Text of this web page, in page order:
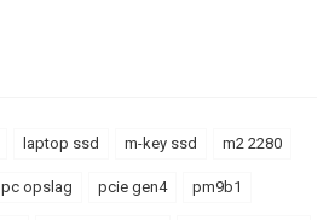
laptop ssd m-key ssd m2 2280
pc opslag pcie gen4 pm9b1